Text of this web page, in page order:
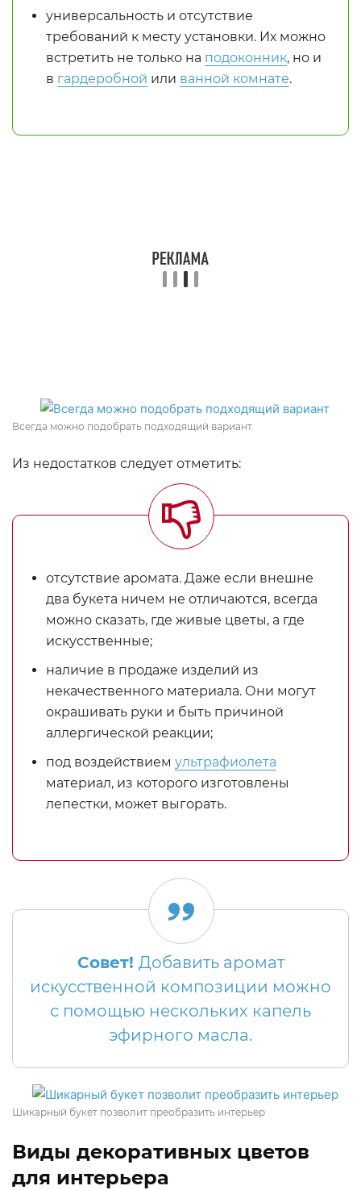
универсальность и отсутствие
требований к месту установки. Их можно
встретить не только на подоконник, но и
в гардеробной или ванной комнате.
Всегда можно подобрать подходящий вариант
Из недостатков следует отметить:
отсутствие аромата. Даже если внешне
два букета ничем не отличаются, всегда
можно сказать, где живые цветы, а где
искусственные;
наличие в продаже изделий из
некачественного материала. Они могут
окрашивать руки и быть причиной
аллергической реакции;
под воздействием ультрафиолета
материал, из которого изготовлены
лепестки, может выгорать.
Совет! Добавить аромат
искусственной композиции можно
с помощью нескольких капель
эфирного масла.
Шикарный букет позволит преобразить интерьер
Виды декоративных цветов
для интерьера